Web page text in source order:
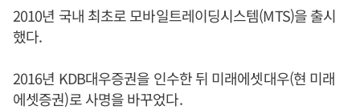
2010년 국내 최초로 모바일트레이딩시스템(MTS)을 출시
했다.
2016년 KDB대우증권을 인수한 뒤 미래에셋대우(현 미래
에셋증권)로 사명을 바꾸었다.